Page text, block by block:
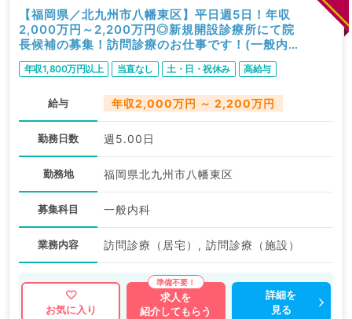
【福岡県／北九州市八幡東区】平日週5日！年収
2,000万円～2,200万円◎新規開設診療所にて院
長候補の募集！訪問診療のお仕事です！(一般内科
／常勤)
年収1,800万円以上 当直なし 土・日・祝休み 高給与
給与 年収2,000万円 ～ 2,200万円
勤務日数 週5.00日
勤務地 福岡県北九州市八幡東区
募集科目 一般内科
業務内容 訪問診療（居宅）, 訪問診療（施設）
お気に入り
求人を
紹介してもらう
詳細を
見る